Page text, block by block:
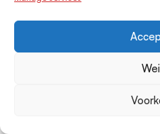
leenbedrag is essentieel
financiering aan te vragen
Het maximale leenbedrag
verantwoord
inkomen, gezinssituatie,